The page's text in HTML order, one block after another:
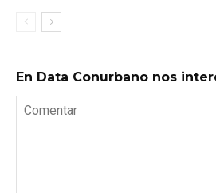
En Data Conurbano nos